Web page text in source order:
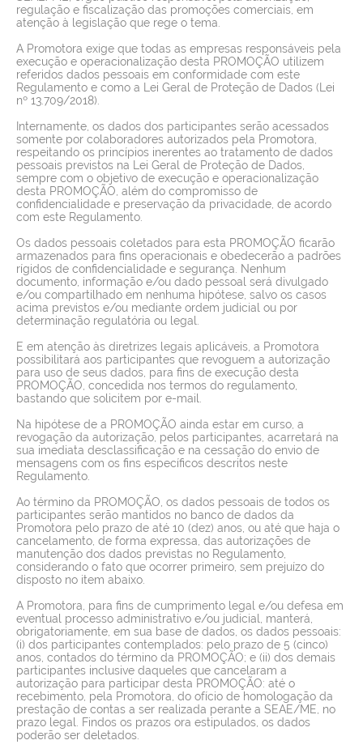
regulação e fiscalização das promoções comerciais, em
atenção à legislação que rege o tema.
A Promotora exige que todas as empresas responsáveis pela
execução e operacionalização desta PROMOÇÃO utilizem
referidos dados pessoais em conformidade com este
Regulamento e como a Lei Geral de Proteção de Dados (Lei
nº 13.709/2018).
Internamente, os dados dos participantes serão acessados
somente por colaboradores autorizados pela Promotora,
respeitando os princípios inerentes ao tratamento de dados
pessoais previstos na Lei Geral de Proteção de Dados,
sempre com o objetivo de execução e operacionalização
desta PROMOÇÃO, além do compromisso de
confidencialidade e preservação da privacidade, de acordo
com este Regulamento.
Os dados pessoais coletados para esta PROMOÇÃO ficarão
armazenados para fins operacionais e obedecerão a padrões
rígidos de confidencialidade e segurança. Nenhum
documento, informação e/ou dado pessoal será divulgado
e/ou compartilhado em nenhuma hipótese, salvo os casos
acima previstos e/ou mediante ordem judicial ou por
determinação regulatória ou legal.
E em atenção às diretrizes legais aplicáveis, a Promotora
possibilitará aos participantes que revoguem a autorização
para uso de seus dados, para fins de execução desta
PROMOÇÃO, concedida nos termos do regulamento,
bastando que solicitem por e-mail.
Na hipótese de a PROMOÇÃO ainda estar em curso, a
revogação da autorização, pelos participantes, acarretará na
sua imediata desclassificação e na cessação do envio de
mensagens com os fins específicos descritos neste
Regulamento.
Ao término da PROMOÇÃO, os dados pessoais de todos os
participantes serão mantidos no banco de dados da
Promotora pelo prazo de até 10 (dez) anos, ou até que haja o
cancelamento, de forma expressa, das autorizações de
manutenção dos dados previstas no Regulamento,
considerando o fato que ocorrer primeiro, sem prejuízo do
disposto no item abaixo.
A Promotora, para fins de cumprimento legal e/ou defesa em
eventual processo administrativo e/ou judicial, manterá,
obrigatoriamente, em sua base de dados, os dados pessoais:
(i) dos participantes contemplados: pelo prazo de 5 (cinco)
anos, contados do término da PROMOÇÃO; e (ii) dos demais
participantes inclusive daqueles que cancelaram a
autorização para participar desta PROMOÇÃO: até o
recebimento, pela Promotora, do ofício de homologação da
prestação de contas a ser realizada perante a SEAE/ME, no
prazo legal. Findos os prazos ora estipulados, os dados
poderão ser deletados.